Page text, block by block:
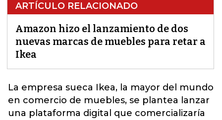
ARTÍCULO RELACIONADO
Amazon hizo el lanzamiento de dos
nuevas marcas de muebles para retar a
Ikea
La empresa sueca Ikea, la mayor del mundo
en comercio de muebles, se plantea lanzar
una plataforma digital que comercializaría